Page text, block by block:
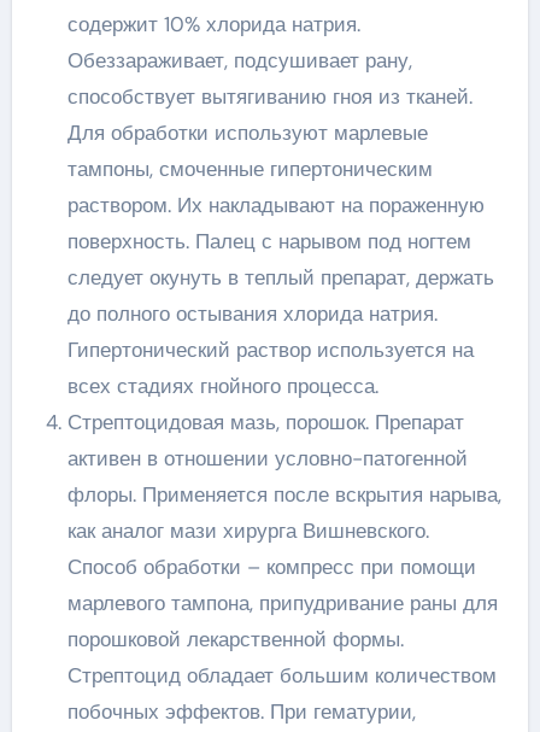
содержит 10% хлорида натрия.
Обеззараживает, подсушивает рану,
способствует вытягиванию гноя из тканей.
Для обработки используют марлевые
тампоны, смоченные гипертоническим
раствором. Их накладывают на пораженную
поверхность. Палец с нарывом под ногтем
следует окунуть в теплый препарат, держать
до полного остывания хлорида натрия.
Гипертонический раствор используется на
всех стадиях гнойного процесса.
Стрептоцидовая мазь, порошок. Препарат
активен в отношении условно-патогенной
флоры. Применяется после вскрытия нарыва,
как аналог мази хирурга Вишневского.
Способ обработки – компресс при помощи
марлевого тампона, припудривание раны для
порошковой лекарственной формы.
Стрептоцид обладает большим количеством
побочных эффектов. При гематурии,